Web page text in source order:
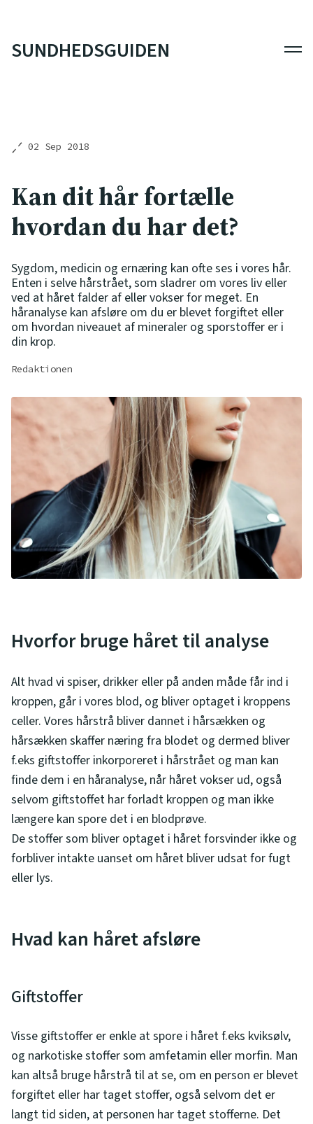
SUNDHEDSGUIDEN
02 Sep 2018
Kan dit hår fortælle
hvordan du har det?
Sygdom, medicin og ernæring kan ofte ses i vores hår.
Enten i selve hårstrået, som sladrer om vores liv eller
ved at håret falder af eller vokser for meget. En
håranalyse kan afsløre om du er blevet forgiftet eller
om hvordan niveauet af mineraler og sporstoffer er i
din krop.
Redaktionen
Hvorfor bruge håret til analyse
Alt hvad vi spiser, drikker eller på anden måde får ind i
kroppen, går i vores blod, og bliver optaget i kroppens
celler. Vores hårstrå bliver dannet i hårsækken og
hårsækken skaffer næring fra blodet og dermed bliver
f.eks giftstoffer inkorporeret i hårstrået og man kan
finde dem i en håranalyse, når håret vokser ud, også
selvom giftstoffet har forladt kroppen og man ikke
længere kan spore det i en blodprøve.
De stoffer som bliver optaget i håret forsvinder ikke og
forbliver intakte uanset om håret bliver udsat for fugt
eller lys.
Hvad kan håret afsløre
Giftstoffer
Visse giftstoffer er enkle at spore i håret f.eks kviksølv,
og narkotiske stoffer som amfetamin eller morfin. Man
kan altså bruge hårstrå til at se, om en person er blevet
forgiftet eller har taget stoffer, også selvom det er
langt tid siden, at personen har taget stofferne. Det